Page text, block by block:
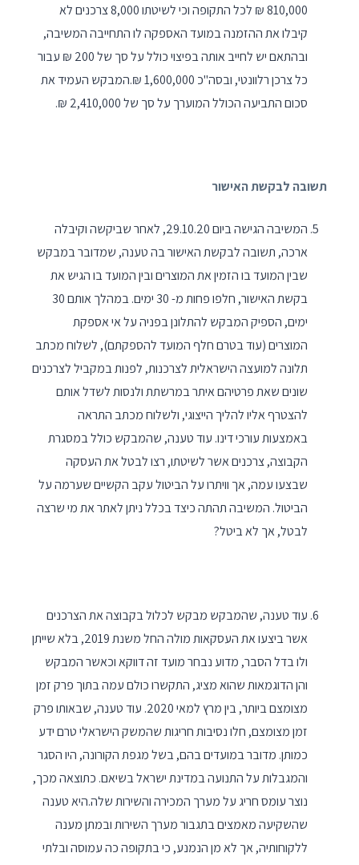
810,000 ₪ לכל התקופה וכי לשיטתו 8,000 צרכנים לא
קיבלו את ההזמנה במועד האספקה לו התחייבה המשיבה,
ובהתאם יש לחייב אותה בפיצוי כולל על סך של 200 ₪ עבור
כל צרכן רלוונטי, ובסה"כ 1,600,000 ₪.המבקש העמיד את
סכום התביעה הכולל המוערך על סך של 2,410,000 ₪.
תשובה לבקשת האישור
המשיבה הגישה ביום 29.10.20, לאחר שביקשה וקיבלה
ארכה, תשובה לבקשת האישור בה טענה, שמדובר במבקש
שבין המועד בו הזמין את המוצרים ובין המועד בו הגיש את
בקשת האישור, חלפו פחות מ- 30 ימים. במהלך אותם 30
ימים, הספיק המבקש להתלונן בפניה על אי אספקת
המוצרים (עוד בטרם חלף המועד להספקתם), לשלוח מכתב
תלונה למועצה הישראלית לצרכנות, לפנות במקביל לצרכנים
שונים שאת פרטיהם איתר במרשתת ולנסות לשדל אותם
להצטרף אליו להליך הייצוגי, ולשלוח מכתב התראה
באמצעות עורכי דינו. עוד טענה, שהמבקש כולל במסגרת
הקבוצה, צרכנים אשר לשיטתו, רצו לבטל את העסקה
שבצעו עמה, אך וויתרו על הביטול עקב הקשיים שערמה על
הביטול. המשיבה תהתה כיצד בכלל ניתן לאתר את מי שרצה
לבטל, אך לא ביטל?
עוד טענה, שהמבקש מבקש לכלול בקבוצה את הצרכנים
אשר ביצעו את העסקאות מולה החל משנת 2019, בלא שייתן
ולו בדל הסבר, מדוע נבחר מועד זה דווקא וכאשר המבקש
והן הדוגמאות שהוא מציג, התקשרו כולם עמה בתוך פרק זמן
מצומצם ביותר, בין מרץ למאי 2020. עוד טענה, שבאותו פרק
זמן מצומצם, חלו נסיבות חריגות שהמשק הישראלי טרם ידע
כמותן. מדובר במועדים בהם, בשל מגפת הקורונה, היו הסגר
והמגבלות על התנועה במדינת ישראל בשיאם. כתוצאה מכך,
נוצר עומס חריג על מערך המכירה והשירות שלה.היא טענה
שהשקיעה מאמצים בתגבור מערך השירות ובמתן מענה
ללקוחותיה, אך לא מן הנמנע, כי בתקופה כה עמוסה ובלתי